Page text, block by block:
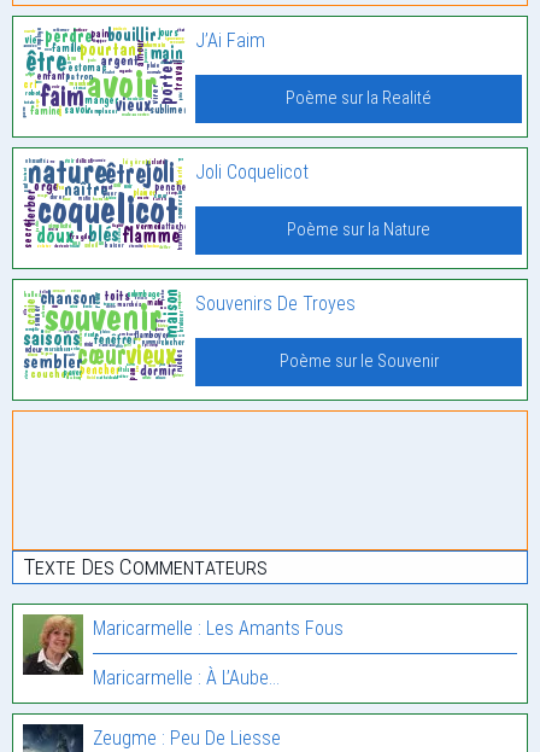
J’Ai Faim
Poème sur la Realité
Joli Coquelicot
Poème sur la Nature
Souvenirs De Troyes
Poème sur le Souvenir
Texte Des Commentateurs
Maricarmelle : Les Amants Fous
Maricarmelle : À L’Aube…
Zeugme : Peu De Liesse